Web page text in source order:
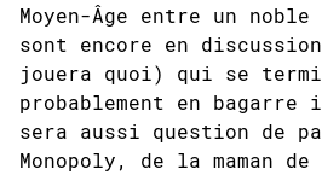
Moyen-Âge entre un
sont encore en
jouera quoi) qui se
probablement en
sera aussi question de
Monopoly, de la maman